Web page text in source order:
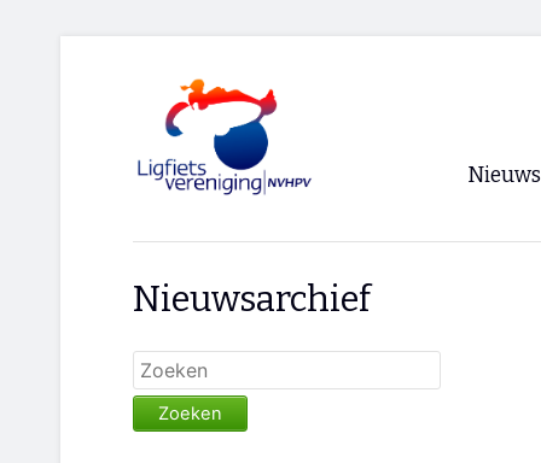
Nieuws
Nieuwsarchief
Zoeken